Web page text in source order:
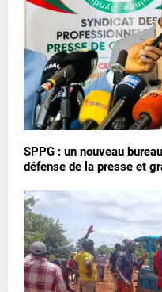
SPPG : un nouveau
défense de la presse et